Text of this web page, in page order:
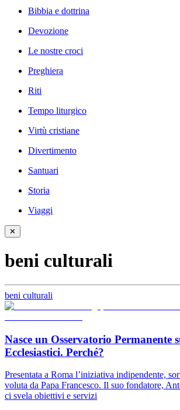
Bibbia e dottrina
Devozione
Le nostre croci
Preghiera
Riti
Tempo liturgico
Virtù cristiane
Divertimento
Santuari
Storia
Viaggi
✕
beni culturali
beni culturali
Nasce un Osservatorio Permanente
Ecclesiastici. Perché?
Presentata a Roma l’iniziativa indipendente,
voluta da Papa Francesco. Il suo fondatore,
ci svela obiettivi e servizi